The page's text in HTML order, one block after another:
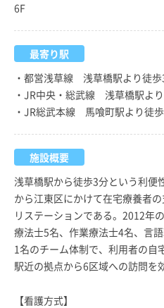
6F
最寄り駅
・都営浅草線 浅草橋駅より徒
・JR中央・総武線 浅草橋駅よ
・JR総武本線 馬喰町駅より徒
施設概要
浅草橋駅から徒歩3分という利便
から江東区にかけて在宅療養者
リステーションである。2012年
療法士5名、作業療法士4名、言
1名のチーム体制で、利用者の自
駅近の拠点から6区域への訪問を
【看護方式】